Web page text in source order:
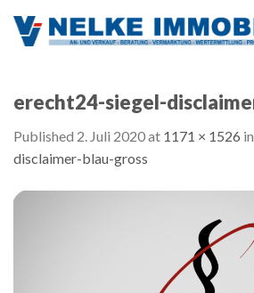
erecht24-siegel-
Published 2. Juli 2020at 1171 × 1526 in
disclaimer-blau-gross